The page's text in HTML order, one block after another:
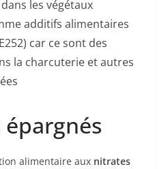
les végétaux
additifs alimentaires
car ce sont des
la charcuterie et autres
épargnés
alimentaire aux nitrates